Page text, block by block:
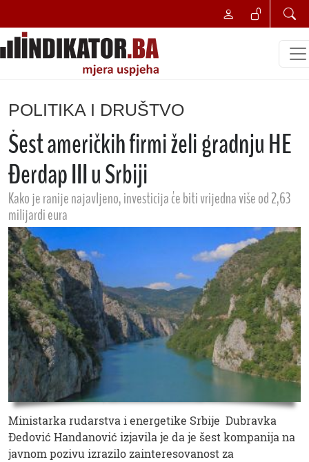
POLITIKA I DRUŠTVO
Šest američkih firmi želi gradnju HE
Đerdap III u Srbiji
Kako je ranije najavljeno, investicija će biti vrijedna više od 2,63
milijardi eura
Ministarka rudarstva i energetike Srbije Dubravka
Đedović Handanović izjavila je da je šest kompanija na
javnom pozivu izrazilo zainteresovanost za